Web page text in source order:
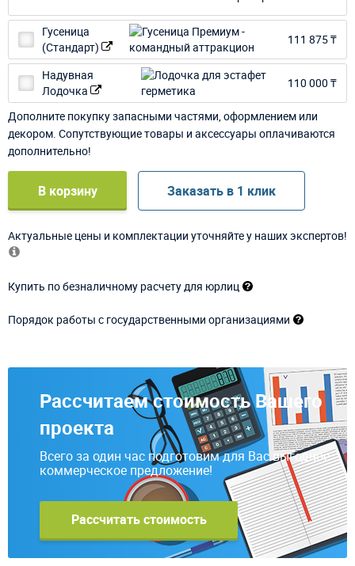
Гусеница
(Стандарт)
111 875 ₸
Надувная
Лодочка
110 000 ₸
Дополните покупку запасными частями, оформлением или
декором. Сопутствующие товары и аксессуары оплачиваются
дополнительно!
В корзину Заказать в 1 клик
Актуальные цены и комплектации уточняйте у наших экспертов!
Купить по безналичному расчету для юрлиц
Порядок работы с государственными организациями
Рассчитаем стоимость Вашего
проекта
Всего за один час подготовим для Вас выгодное
коммерческое предложение!
Рассчитать стоимость